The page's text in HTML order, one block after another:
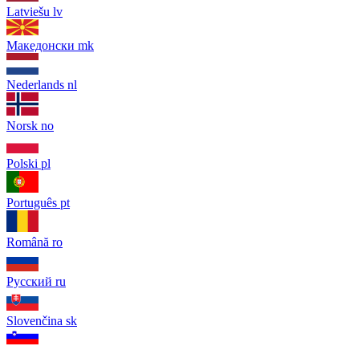
Latviešu lv
Македонски mk
Nederlands nl
Norsk no
Polski pl
Português pt
Română ro
Русский ru
Slovenčina sk